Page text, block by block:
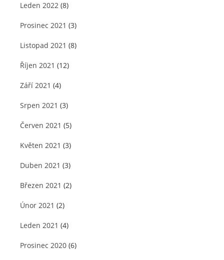
Leden 2022 (8)
Prosinec 2021 (3)
Listopad 2021 (8)
Říjen 2021 (12)
Září 2021 (4)
Srpen 2021 (3)
Červen 2021 (5)
Květen 2021 (3)
Duben 2021 (3)
Březen 2021 (2)
Únor 2021 (2)
Leden 2021 (4)
Prosinec 2020 (6)